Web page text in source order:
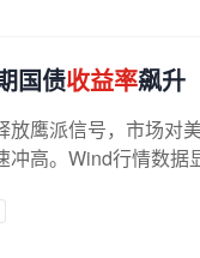
国债收益率飙升
鹰派信号，市场对
冲高。Wind行情数据